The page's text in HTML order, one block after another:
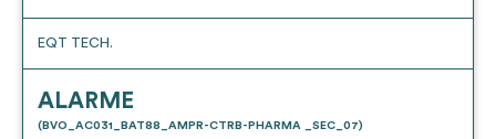
EQT TECH.
ALARME
(BVO_AC031_BAT88_AMPR-CTRB-PHARMA _SEC_07)